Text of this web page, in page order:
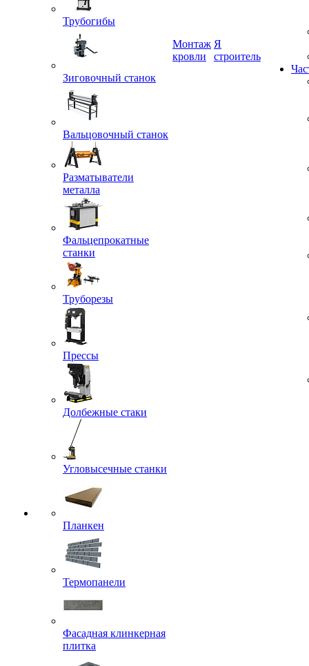
Трубогибы
Зиговочный станок
Вальцовочный станок
Разматыватели
металла
Фальцепрокатные
станки
Труборезы
Прессы
Долбежные стаки
Угловысечные станки
Планкен
Термопанели
Фасадная клинкерная
плитка